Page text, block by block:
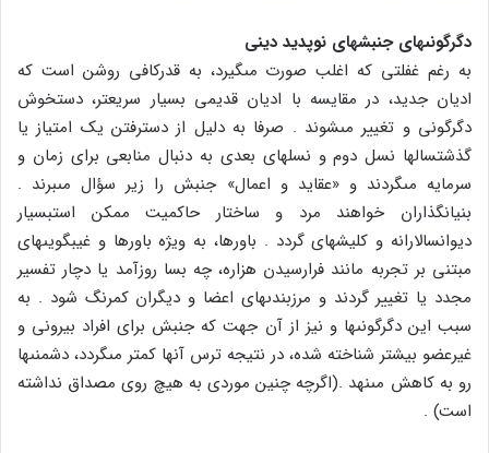
دگرگونى‏هاى جنبش‏هاى نوپدید دینى
به رغم غفلتى که اغلب صورت مى‏گیرد، به قدرکافى روشن است که
ادیان جدید، در مقایسه با ادیان قدیمى بسیار سریع‏تر، دستخوش
دگرگونى و تغییر مى‏شوند . صرفا به دلیل از دست‏رفتن یک امتیاز یا
گذشت‏سال‏ها نسل دوم و نسل‏هاى بعدى به دنبال منابعى براى زمان و
سرمایه مى‏گردند و «عقاید و اعمال‏» جنبش را زیر سؤال مى‏برند .
بنیان‏گذاران خواهند مرد و ساختار حاکمیت ممکن است‏بسیار
دیوان‏سالارانه و کلیشه‏اى گردد . باورها، به ویژه باورها و غیب‏گویى‏هاى
مبتنى بر تجربه مانند فرارسیدن هزاره، چه بسا روزآمد یا دچار تفسیر
مجدد یا تغییر گردند و مرزبندى‏هاى اعضا و دیگران کم‏رنگ شود . به
سبب این دگرگونى‏ها و نیز از آن جهت که جنبش براى افراد بیرونى و
غیرعضو بیشتر شناخته شده، در نتیجه ترس آن‏ها کمتر مى‏گردد، دشمنى‏ها
رو به کاهش مى‏نهد .(اگرچه چنین موردى به هیچ روى مصداق نداشته
است) .